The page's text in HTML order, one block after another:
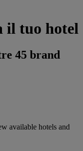
il tuo hotel
45 brand
available hotels and